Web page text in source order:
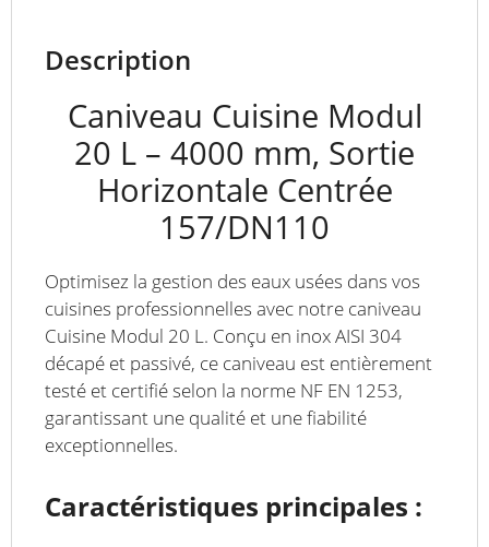
Description
Caniveau Cuisine Modul
20 L – 4000 mm, Sortie
Horizontale Centrée
157/DN110
Optimisez la gestion des eaux usées dans vos
cuisines professionnelles avec notre caniveau
Cuisine Modul 20 L. Conçu en inox AISI 304
décapé et passivé, ce caniveau est entièrement
testé et certifié selon la norme NF EN 1253,
garantissant une qualité et une fiabilité
exceptionnelles.
Caractéristiques principales :